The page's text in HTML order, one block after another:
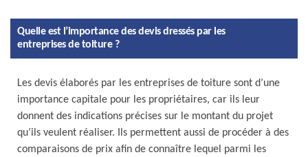
Quelle est l’importance des devis dressés par les
entreprises de toiture ?
Les devis élaborés par les entreprises de toiture sont d’une
importance capitale pour les propriétaires, car ils leur
donnent des indications précises sur le montant du projet
qu’ils veulent réaliser. Ils permettent aussi de procéder à des
comparaisons de prix afin de connaître lequel parmi les